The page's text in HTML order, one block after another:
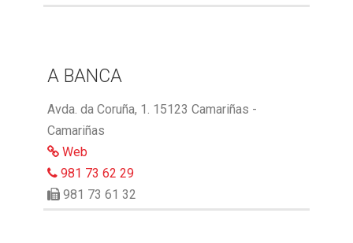
A BANCA
Avda. da Coruña, 1. 15123 Camariñas -
Camariñas
Web
981 73 62 29
981 73 61 32